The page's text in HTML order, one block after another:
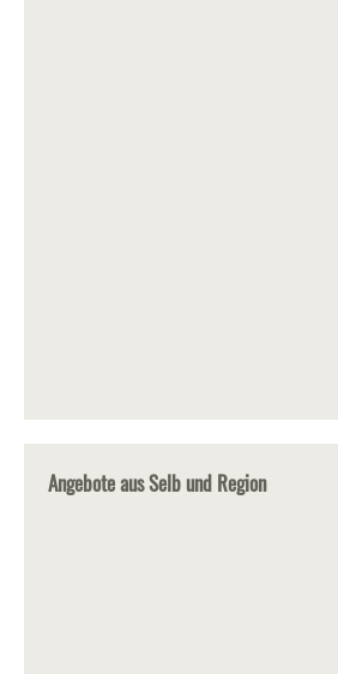
Angebote aus Selb und Region